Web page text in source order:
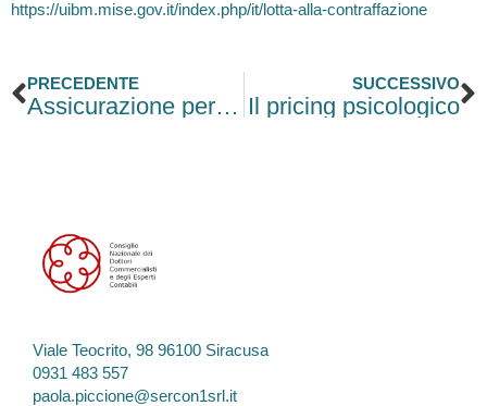
https://uibm.mise.gov.it/index.php/it/lotta-alla-contraffazione
Precedente
PRECEDENTE
Assicurazione per conto di chi spetta
SUCCESSIVO
Il pricing psicologico
Viale Teocrito, 98 96100 Siracusa
0931 483 557
paola.piccione@sercon1srl.it